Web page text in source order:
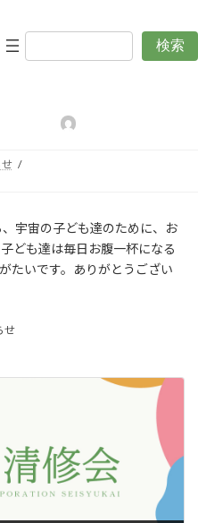
検索
ただいまし
宇宙の子ども達のために、お
ども達は毎日お腹一杯になる
たいです。ありがとうござい
せ